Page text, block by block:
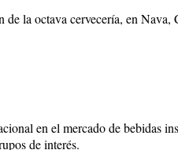
la octava cervecería, en Nava,
en el mercado de bebidas
de interés.